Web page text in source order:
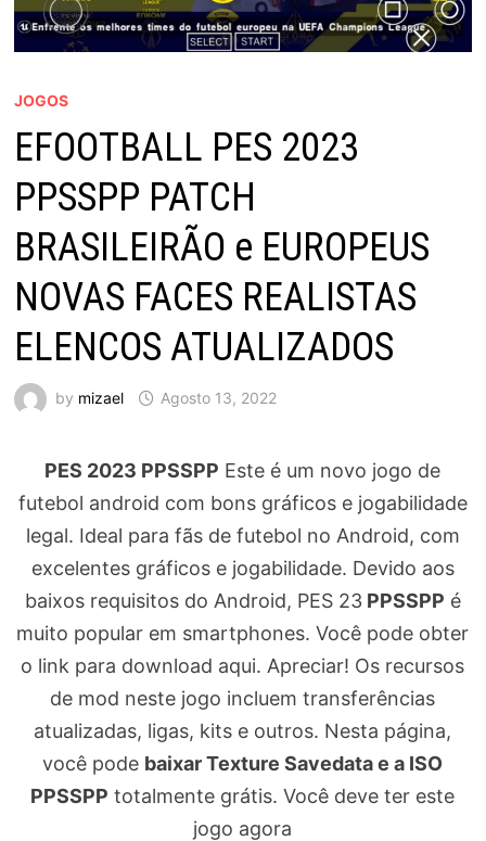
JOGOS
EFOOTBALL PES 2023
PPSSPP PATCH
BRASILEIRÃO e EUROPEUS
NOVAS FACES REALISTAS
ELENCOS ATUALIZADOS
by mizael Agosto 13, 2022
PES 2023 PPSSPP Este é um novo jogo de
futebol android com bons gráficos e jogabilidade
legal. Ideal para fãs de futebol no Android, com
excelentes gráficos e jogabilidade. Devido aos
baixos requisitos do Android, PES 23PPSSPP é
muito popular em smartphones. Você pode obter
o link para download aqui. Apreciar! Os recursos
de mod neste jogo incluem transferências
atualizadas, ligas, kits e outros. Nesta página,
você pode baixar Texture Savedata e a ISO
PPSSPP totalmente grátis. Você deve ter este
jogo agora